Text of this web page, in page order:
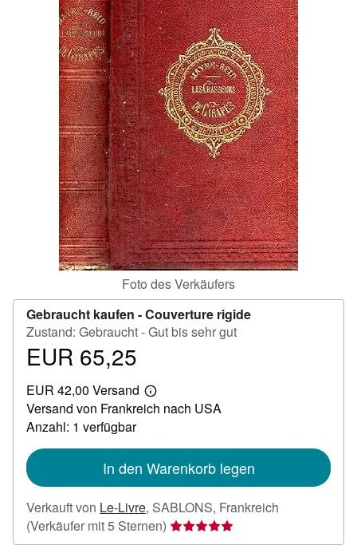
Verkäufer werden
SCHLIESSEN
Foto des Verkäufers
Gebraucht kaufen -Couverture rigide
Zustand: Gebraucht - Gut bis sehr gut
Preis
65,25
EUR 65,25
EUR 42,00 Versand
Weitere
Informationen
Versand von Frankreich nach USA
Anzahl: 1 verfügbar
In den Warenkorb legen
Verkauft von Le-Livre, SABLONS, Frankreich
(Verkäufer mit 5 Sternen) Verkäuferbewertung
5